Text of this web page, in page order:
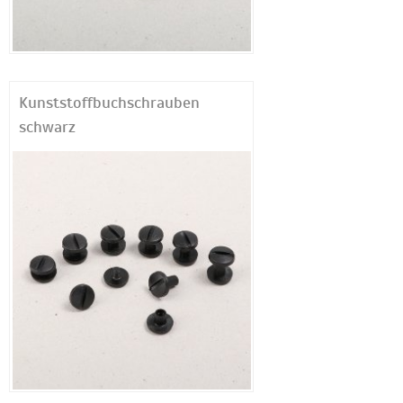
Kunststoffbuchschrauben
schwarz